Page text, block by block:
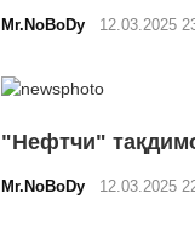
Mr.NoBoDy 12.03.2025
"Нефтчи"
Mr.NoBoDy 12.03.2025